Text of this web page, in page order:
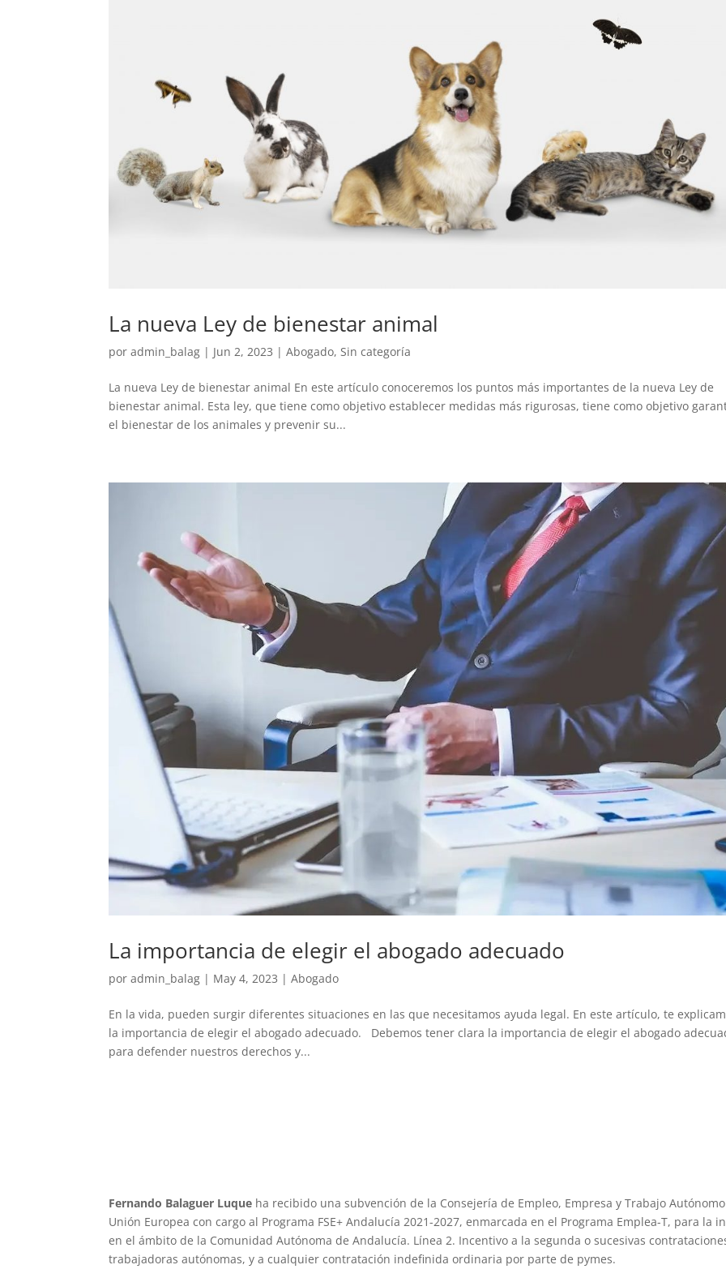
La nueva Ley de bienestar animal
poradmin_balag | Jun 2, 2023 |Abogado, Sin categoría
La nueva Ley de bienestar animal En este artículo conoceremos los puntos más importantes de la nueva Ley de
bienestar animal. Esta ley, que tiene como objetivo establecer medidas más rigurosas, tiene como objetivo
el bienestar de los animales y prevenir su...
La importancia de elegir el abogado adecuado
poradmin_balag | May 4, 2023 |Abogado
En la vida, pueden surgir diferentes situaciones en las que necesitamos ayuda legal. En este artículo, te
la importancia de elegir el abogado adecuado. Debemos tener clara la importancia de elegir el abogado
para defender nuestros derechos y...
Fernando Balaguer Luque ha recibido una subvención de la Consejería de Empleo, Empresa y Trabajo
Unión Europea con cargo al Programa FSE+ Andalucía 2021-2027, enmarcada en el Programa Emplea-T, para
en el ámbito de la Comunidad Autónoma de Andalucía. Línea 2. Incentivo a la segunda o sucesivas
trabajadoras autónomas, y a cualquier contratación indefinida ordinaria por parte de pymes.